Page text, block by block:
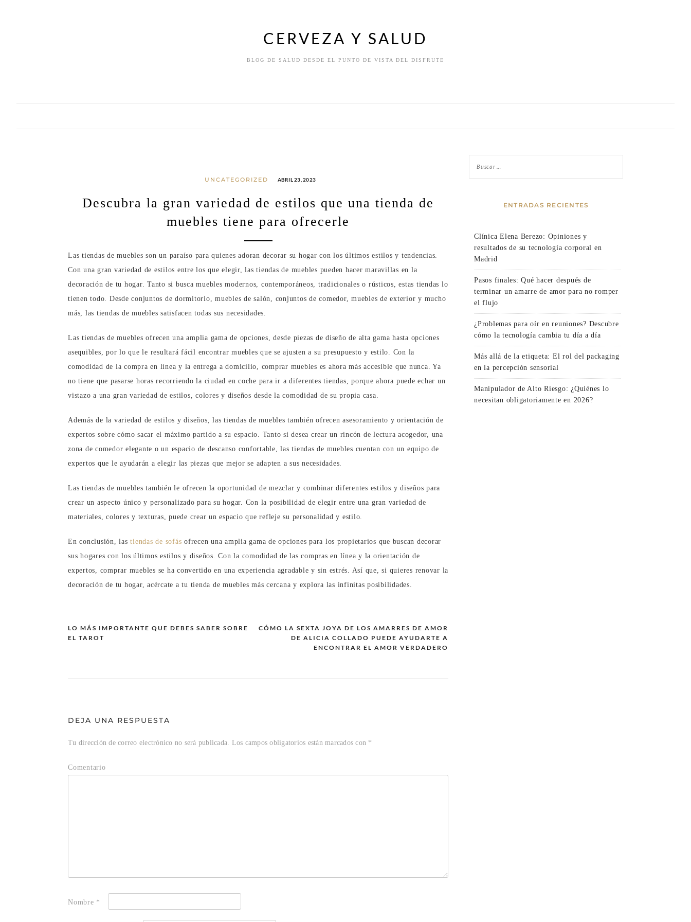
CERVEZA Y SALUD
BLOG DE SALUD DESDE EL PUNTO DE VISTA DEL DISFRUTE
UNCATEGORIZED ABRIL 23, 2023
Descubra la gran variedad de estilos que una tienda de
muebles tiene para ofrecerle
Las tiendas de muebles son un paraíso para quienes adoran decorar su hogar con los últimos estilos y tendencias.
Con una gran variedad de estilos entre los que elegir, las tiendas de muebles pueden hacer maravillas en la
decoración de tu hogar. Tanto si busca muebles modernos, contemporáneos, tradicionales o rústicos, estas tiendas lo
tienen todo. Desde conjuntos de dormitorio, muebles de salón, conjuntos de comedor, muebles de exterior y mucho
más, las tiendas de muebles satisfacen todas sus necesidades.
Las tiendas de muebles ofrecen una amplia gama de opciones, desde piezas de diseño de alta gama hasta opciones
asequibles, por lo que le resultará fácil encontrar muebles que se ajusten a su presupuesto y estilo. Con la
comodidad de la compra en línea y la entrega a domicilio, comprar muebles es ahora más accesible que nunca. Ya
no tiene que pasarse horas recorriendo la ciudad en coche para ir a diferentes tiendas, porque ahora puede echar un
vistazo a una gran variedad de estilos, colores y diseños desde la comodidad de su propia casa.
Además de la variedad de estilos y diseños, las tiendas de muebles también ofrecen asesoramiento y orientación de
expertos sobre cómo sacar el máximo partido a su espacio. Tanto si desea crear un rincón de lectura acogedor, una
zona de comedor elegante o un espacio de descanso confortable, las tiendas de muebles cuentan con un equipo de
expertos que le ayudarán a elegir las piezas que mejor se adapten a sus necesidades.
Las tiendas de muebles también le ofrecen la oportunidad de mezclar y combinar diferentes estilos y diseños para
crear un aspecto único y personalizado para su hogar. Con la posibilidad de elegir entre una gran variedad de
materiales, colores y texturas, puede crear un espacio que refleje su personalidad y estilo.
En conclusión, lastiendas de sofás ofrecen una amplia gama de opciones para los propietarios que buscan decorar
sus hogares con los últimos estilos y diseños. Con la comodidad de las compras en línea y la orientación de
expertos, comprar muebles se ha convertido en una experiencia agradable y sin estrés. Así que, si quieres renovar la
decoración de tu hogar, acércate a tu tienda de muebles más cercana y explora las infinitas posibilidades.
Navegación
CÓMO LA SEXTA JOYA DE LOS AMARRES DE AMOR
DE ALICIA COLLADO PUEDE AYUDARTE A
ENCONTRAR EL AMOR VERDADERO
LO MÁS IMPORTANTE QUE DEBES SABER SOBRE
EL TAROT
DEJA UNA RESPUESTA
Tu dirección de correo electrónico no será publicada. Los campos obligatorios están marcados con *
Comentario
Nombre *
ENTRADAS RECIENTES
Clínica Elena Berezo: Opiniones y
resultados de su tecnología corporal en
Madrid
Pasos finales: Qué hacer después de
terminar un amarre de amor para no romper
el flujo
¿Problemas para oír en reuniones? Descubre
cómo la tecnología cambia tu día a día
Más allá de la etiqueta: El rol del packaging
en la percepción sensorial
Manipulador de Alto Riesgo: ¿Quiénes lo
necesitan obligatoriamente en 2026?